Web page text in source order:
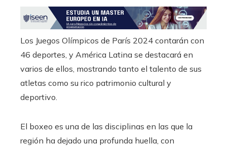
Los Juegos Olímpicos de París 2024 contarán con
46 deportes, y América Latina se destacará en
varios de ellos, mostrando tanto el talento de sus
atletas como su rico patrimonio cultural y
deportivo.
El boxeo es una de las disciplinas en las que la
región ha dejado una profunda huella, con